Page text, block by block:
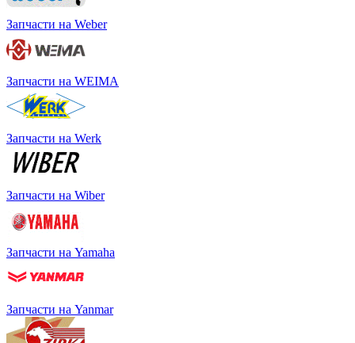
Запчасти на Weber
Запчасти на WEIMA
Запчасти на Werk
Запчасти на Wiber
Запчасти на Yamaha
Запчасти на Yanmar